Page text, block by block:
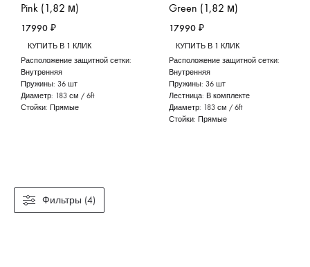
Pink (1,82 м)
17990 ₽
КУПИТЬ В 1 КЛИК
Расположение защитной сетки:
Внутренняя
Пружины: 36 шт
Диаметр: 183 см / 6ft
Стойки: Прямые
Green (1,82 м)
17990 ₽
КУПИТЬ В 1 КЛИК
Расположение защитной сетки:
Внутренняя
Пружины: 36 шт
Лестница: В комплекте
Диаметр: 183 см / 6ft
Стойки: Прямые
Фильтры (4)